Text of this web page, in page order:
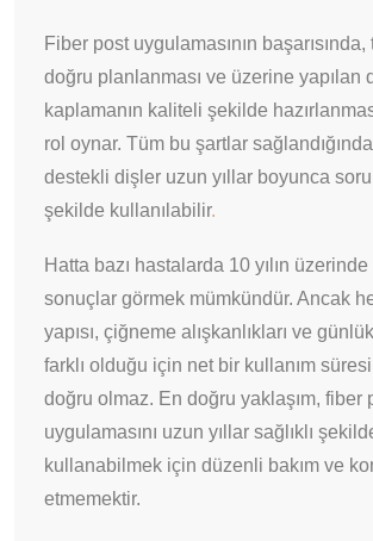
Fiber post uygulamasının
doğru planlanması ve üzerine yapılan
kaplamanın kaliteli şekilde
rol oynar. Tüm bu şartlar
destekli dişler uzun yıllar boyunca
şekilde kullanılabilir.
Hatta bazı hastalarda 10 yılın üzerinde
sonuçlar görmek mümkündür. Ancak
yapısı, çiğneme alışkanlıkları ve
farklı olduğu için net bir kullanım
doğru olmaz. En doğru yaklaşım, fiber
uygulamasını uzun yıllar sağlıklı
kullanabilmek için düzenli bakım ve
etmemektir.